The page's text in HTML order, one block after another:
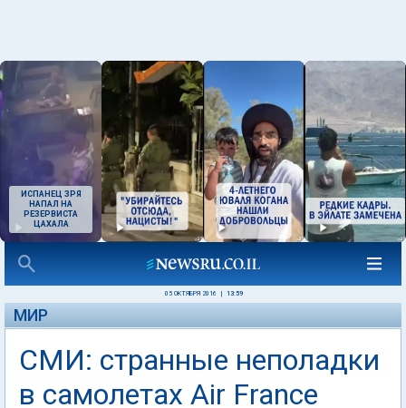
ИСПАНЕЦ ЗРЯ
НАПАЛ НА
РЕЗЕРВИСТА
ЦАХАЛА
05 ОКТЯБРЯ 2016 13:59
МИР
СМИ: странные неполадки
в самолетах Air France